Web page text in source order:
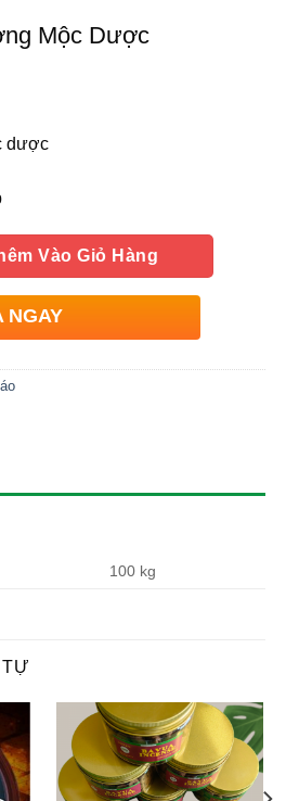
Mộc Dược
dược
Vào Giỏ Hàng
NGAY
100 kg